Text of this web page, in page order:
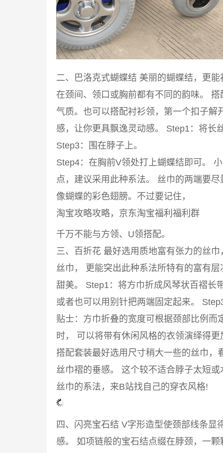
二、巴洛克式蝴蝶结 美丽的蝴蝶结，更
在颈间、领口或胸前都有不同的韵味。
气质。也可以搭配衬衫领，第一个扣子
感，让你更具飘逸灵动感。 Step1：将长
Step3：围在脖子上。
Step4：在胸前V领处打上蝴蝶结即可。
点，建议采用此种系法。 丝巾的两端要
像蝴蝶的彩色翅膀。不过要记住，
淘宝攻略攻略，京东淘宝福利福利群
千万不能与方领、U领搭配。
三、百折花 最好选用质地富有张力的丝
丝巾， 更能突出此种系法所特有的富有
甜美。 Step1：将方巾折成风琴状百褶长
或者也可以用别针把两端固定起来。
贴士：方巾折叠的宽度可根据颈部比例
时， 可以将带有休闲风格的衣领演绎得
搭配套装最好选用尺寸稍大一些的丝巾，
丝巾褶的垂感。 这个较不适合脖子太短或
丝巾的系法，来B站找自己的穿衣风格!
四、闪亮宝石结 V字形造型使颈部线条
感。 如项链般的宝石结点缀在脖颈，一